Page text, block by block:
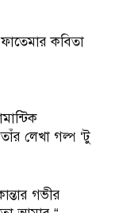
ফাতেমার কবিতা
লেখা গল্প ‘টু
গভীর